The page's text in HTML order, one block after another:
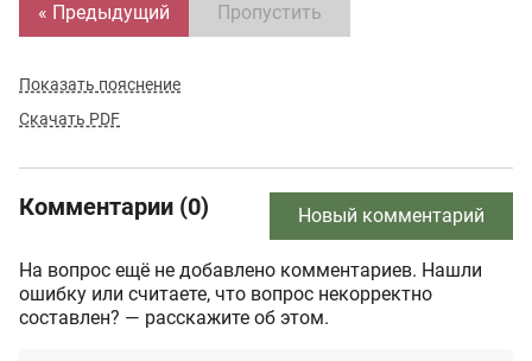
« Предыдущий Пропустить
Показать пояснение
Скачать PDF
Комментарии (0) Новый комментарий
На вопрос ещё не добавлено комментариев. Нашли
ошибку или считаете, что вопрос некорректно
составлен? — расскажите об этом.